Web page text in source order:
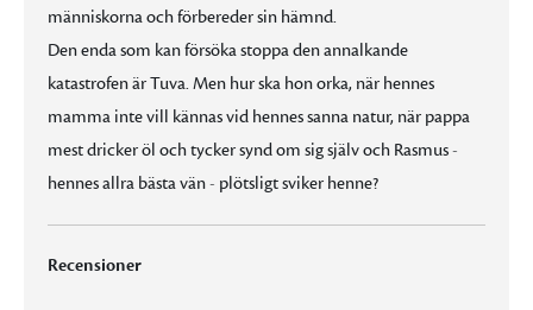
människorna och förbereder sin hämnd.
Den enda som kan försöka stoppa den annalkande
katastrofen är Tuva. Men hur ska hon orka, när hennes
mamma inte vill kännas vid hennes sanna natur, när pappa
mest dricker öl och tycker synd om sig själv och Rasmus -
hennes allra bästa vän - plötsligt sviker henne?
Recensioner